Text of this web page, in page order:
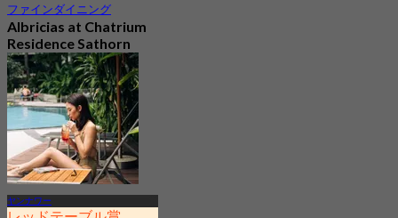
ファインダイニング
Albricias at Chatrium
Residence Sathorn
4.8
7.5K 予約済み
から฿ 999
ヤンナワー